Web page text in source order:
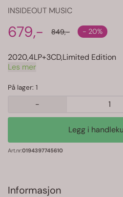
INSIDEOUT MUSIC
679,- 849,- - 20%
2020,4LP+3CD,Limited Edition
Les mer
På lager: 1
-
Art.nr:0194397745610
Informasjon